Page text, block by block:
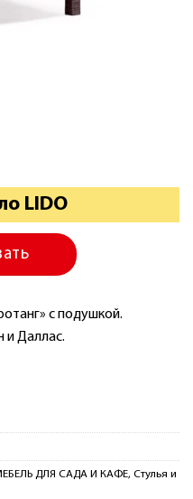
LIDO
с подушкой.
и Даллас.
ДЛЯ САДА И КАФЕ, Стулья и